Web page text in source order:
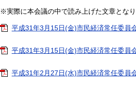
※実際に本会議の中で読み上げた文章とな
平成31年3月15日(金)市民経済常任委
平成31年3月15日(金)市民経済常任委員
平成31年2月27日(水)市民経済常任委